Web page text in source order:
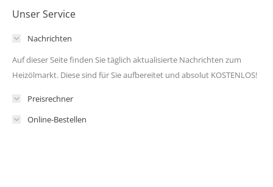
Unser Service
Nachrichten
Auf dieser Seite finden Sie täglich aktualisierte Nachrichten zum
Heizölmarkt. Diese sind für Sie aufbereitet und absolut KOSTENLOS!
Preisrechner
Online-Bestellen